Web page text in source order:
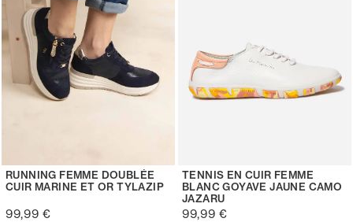
RUNNING FEMME DOUBLÉE
CUIR MARINE ET OR TYLAZIP
99,99 €
TENNIS EN CUIR FEMME
BLANC GOYAVE JAUNE CAMO
JAZARU
99,99 €